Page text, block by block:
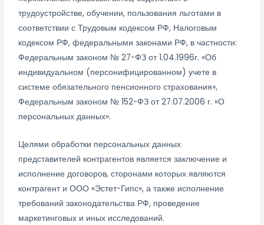
трудоустройстве, обучении, пользования льготами в
соответствии с Трудовым кодексом РФ, Налоговым
кодексом РФ, федеральными законами РФ, в частности:
Федеральным законом № 27-ФЗ от 1.04.1996г. «Об
индивидуальном (персонифицированном) учете в
системе обязательного пенсионного страхования»,
Федеральным законом № 152-ФЗ от 27.07.2006 г. «О
персональных данных».
Целями обработки персональных данных
представителей контрагентов является заключение и
исполнение договоров, сторонами которых являются
контрагент и ООО «Эстет-Гипс», а также исполнение
требований законодательства РФ, проведение
маркетинговых и иных исследований.